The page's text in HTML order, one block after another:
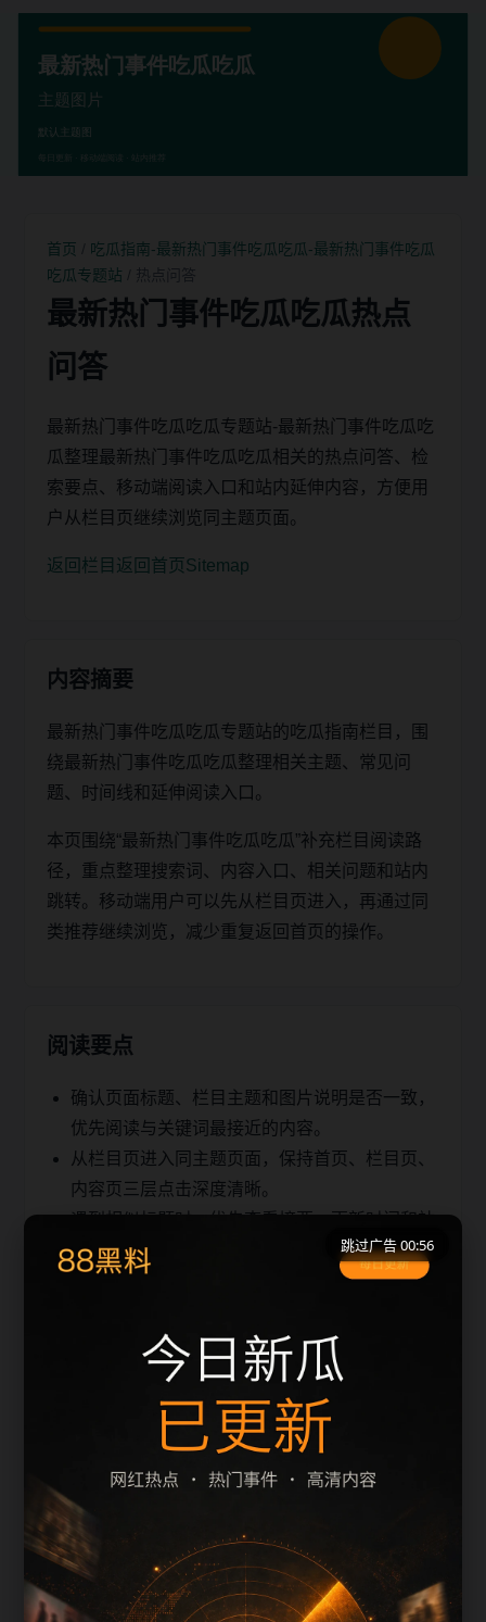
首页
吃瓜指南-最新热门事件吃瓜吃瓜-最新热门事件吃瓜
吃瓜专题站
最新热门事件吃瓜吃瓜热点
问答
最新热门事件吃瓜吃瓜专题站-最新热门事件吃瓜吃
瓜整理最新热门事件吃瓜吃瓜相关的热点问答、检
索要点、移动端阅读入口和站内延伸内容，方便用
户从栏目页继续浏览同主题页面。
返回栏目 返回首页 Sitemap
内容摘要
最新热门事件吃瓜吃瓜专题站的吃瓜指南栏目，围
绕最新热门事件吃瓜吃瓜整理相关主题、常见问
题、时间线和延伸阅读入口。
本页围绕“最新热门事件吃瓜吃瓜”补充栏目阅读路
径，重点整理搜索词、内容入口、相关问题和站内
跳转。移动端用户可以先从栏目页进入，再通过同
类推荐继续浏览，减少重复返回首页的操作。
阅读要点
确认页面标题、栏目主题和图片说明是否一致，
优先阅读与关键词最接近的内容。
从栏目页进入同主题页面，保持首页、栏目页、
内容页三层点击深度清晰。
遇到相似标题时，优先查看摘要、更新时间和站
内推荐，避免重复浏览。
最新热门事件吃瓜吃瓜更新脉络
最新热门事件吃瓜吃瓜检索指南
最新热门事件吃瓜吃瓜热点问答
最新热门事件吃瓜吃瓜专题索引
上一篇
跳过广告 00:56